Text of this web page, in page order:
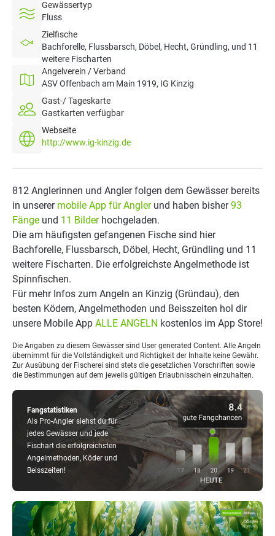
Gewässertyp
Fluss
Zielfische
Bachforelle, Flussbarsch, Döbel, Hecht, Gründling, und 11
weitere Fischarten
Angelverein / Verband
ASV Offenbach am Main 1919, IG Kinzig
Gast-/ Tageskarte
Gastkarten verfügbar
Webseite
http://www.ig-kinzig.de
Fangstatistiken
Als Pro-Angler siehst du für
jedes Gewässer und jede
Fischart die erfolgreichsten
Angelmethoden, Köder und
Beisszeiten!
812 Anglerinnen und Angler folgen dem Gewässer bereits
in unserer mobile App für Anglerund haben bisher93
Fänge und 11 Bilderhochgeladen.
Die am häufigsten gefangenen Fische sind hier
Bachforelle, Flussbarsch, Döbel, Hecht, Gründling und 11
weitere Fischarten. Die erfolgreichste Angelmethode ist
Spinnfischen.
Für mehr Infos zum Angeln an Kinzig (Gründau), den
besten Ködern, Angelmethoden und Beisszeiten hol dir
unsere Mobile App ALLE ANGELN kostenlos im App Store!
Die Angaben zu diesem Gewässer sind User generated Content. Alle Angeln
übernimmt für die Vollständigkeit und Richtigkeit der Inhalte keine Gewähr.
Zur Ausübung der Fischerei sind stets die gesetzlichen Vorschriften sowie
die Bestimmungen auf dem jeweils gültigen Erlaubnisschein einzuhalten.